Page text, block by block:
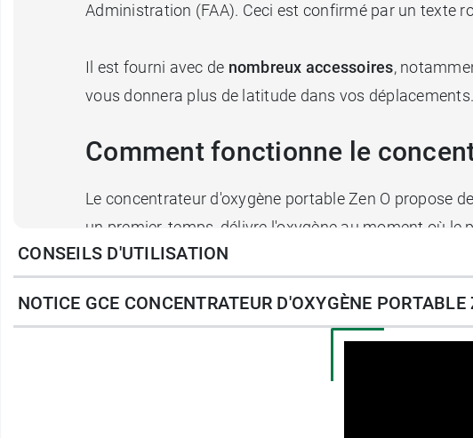
Administration (FAA). Ceci est confirmé par un texte
Il est fourni avec de nombreux accessoires,
vous donnera plus de latitude dans vos
Comment fonctionne le
Le concentrateur d'oxygène portable Zen O propose
un premier, temps, délivre l'oxygène au moment où le
Le mode continu offre undébit allant de 0,5 à 2
nécessaire à un patient est défini par le pneumologue
CONSEILS D'UTILISATION
NOTICE GCE CONCENTRATEUR D'OXYGÈNE PORTABLE